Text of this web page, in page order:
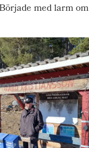
med larm om